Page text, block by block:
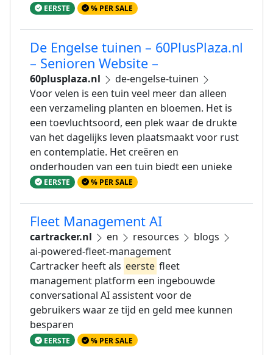
EERSTE % PER SALE
De Engelse tuinen – 60PlusPlaza.nl
– Senioren Website –
60plusplaza.nl
de-engelse-tuinen
Voor velen is een tuin veel meer dan alleen
een verzameling planten en bloemen. Het is
een toevluchtsoord, een plek waar de drukte
van het dagelijks leven plaatsmaakt voor rust
en contemplatie. Het creëren en
onderhouden van een tuin biedt een unieke
EERSTE % PER SALE
Fleet Management AI
cartracker.nl en resources
blogs
ai-powered-fleet-management
Cartracker heeft als eerste fleet
management platform een ingebouwde
conversational AI assistent voor de
gebruikers waar ze tijd en geld mee kunnen
besparen
EERSTE % PER SALE